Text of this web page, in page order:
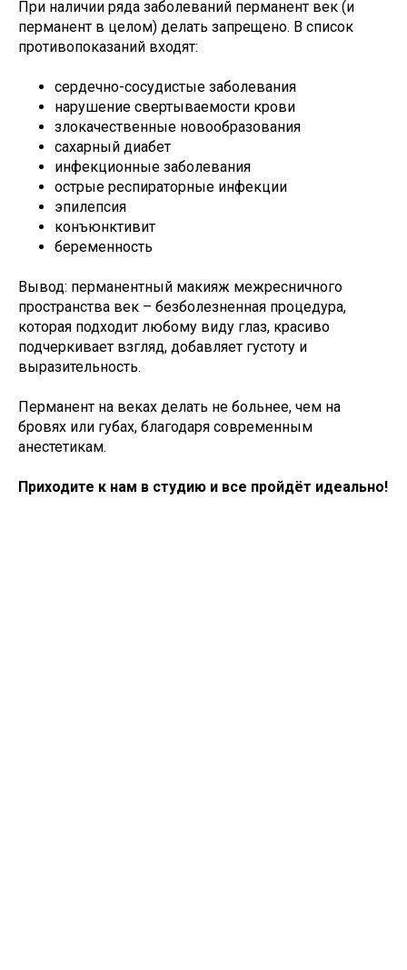
При наличии ряда заболеваний перманент век (и
перманент в целом) делать запрещено. В список
противопоказаний входят:
сердечно-сосудистые заболевания
нарушение свертываемости крови
злокачественные новообразования
сахарный диабет
инфекционные заболевания
острые респираторные инфекции
эпилепсия
конъюнктивит
беременность
Вывод: перманентный макияж межресничного
пространства век – безболезненная процедура,
которая подходит любому виду глаз, красиво
подчеркивает взгляд, добавляет густоту и
выразительность.
Перманент на веках делать не больнее, чем на
бровях или губах, благодаря современным
анестетикам.
Приходите к нам в студию и все пройдёт идеально!